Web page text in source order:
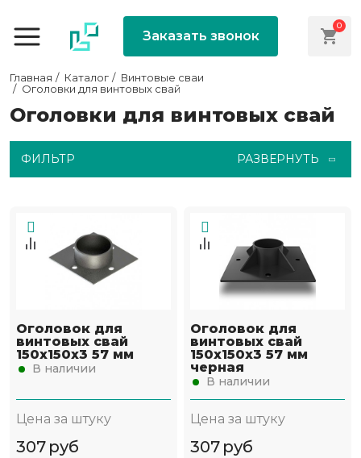
Заказать звонок
0
Главная Каталог
Винтовые сваи
Оголовки для винтовых свай
Оголовки для винтовых свай
ФИЛЬТР РАЗВЕРНУТЬ
Оголовок для
винтовых свай
150х150х3 57 мм
В наличии
Цена за штуку
307 руб
Оголовок для
винтовых свай
150х150х3 57 мм
черная
В наличии
Цена за штуку
307 руб